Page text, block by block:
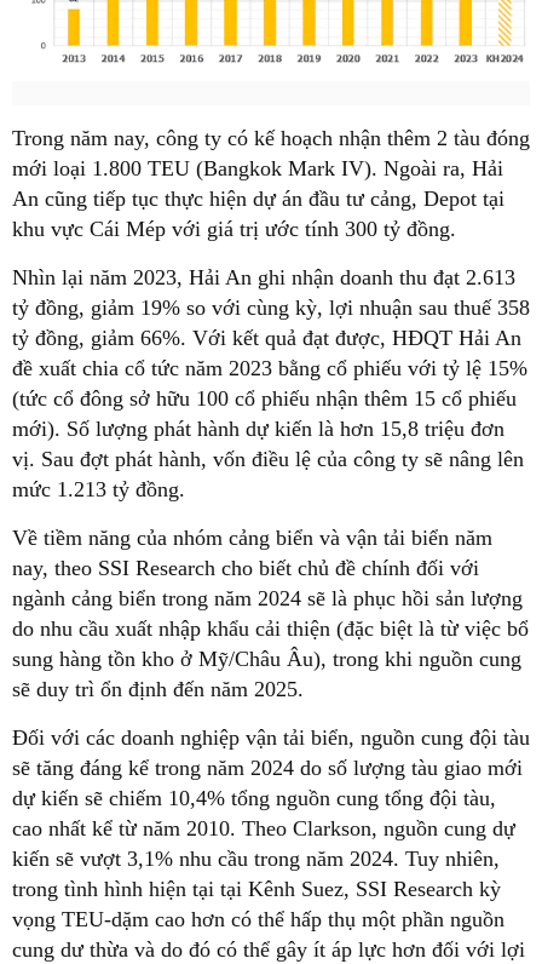
Trong năm nay, công ty có kế hoạch nhận thêm 2 tàu đóng
mới loại 1.800 TEU (Bangkok Mark IV). Ngoài ra, Hải
An cũng tiếp tục thực hiện dự án đầu tư cảng, Depot tại
khu vực Cái Mép với giá trị ước tính 300 tỷ đồng.
Nhìn lại năm 2023, Hải An ghi nhận doanh thu đạt 2.613
tỷ đồng, giảm 19% so với cùng kỳ, lợi nhuận sau thuế 358
tỷ đồng, giảm 66%. Với kết quả đạt được, HĐQT Hải An
đề xuất chia cổ tức năm 2023 bằng cổ phiếu với tỷ lệ 15%
(tức cổ đông sở hữu 100 cổ phiếu nhận thêm 15 cổ phiếu
mới). Số lượng phát hành dự kiến là hơn 15,8 triệu đơn
vị. Sau đợt phát hành, vốn điều lệ của công ty sẽ nâng lên
mức 1.213 tỷ đồng.
Về tiềm năng của nhóm cảng biển và vận tải biển năm
nay, theo SSI Research cho biết chủ đề chính đối với
ngành cảng biển trong năm 2024 sẽ là phục hồi sản lượng
do nhu cầu xuất nhập khẩu cải thiện (đặc biệt là từ việc bổ
sung hàng tồn kho ở Mỹ/Châu Âu), trong khi nguồn cung
sẽ duy trì ổn định đến năm 2025.
Đối với các doanh nghiệp vận tải biển, nguồn cung đội tàu
sẽ tăng đáng kể trong năm 2024 do số lượng tàu giao mới
dự kiến sẽ chiếm 10,4% tổng nguồn cung tổng đội tàu,
cao nhất kể từ năm 2010. Theo Clarkson, nguồn cung dự
kiến sẽ vượt 3,1% nhu cầu trong năm 2024. Tuy nhiên,
trong tình hình hiện tại tại Kênh Suez, SSI Research kỳ
vọng TEU-dặm cao hơn có thể hấp thụ một phần nguồn
cung dư thừa và do đó có thể gây ít áp lực hơn đối với lợi